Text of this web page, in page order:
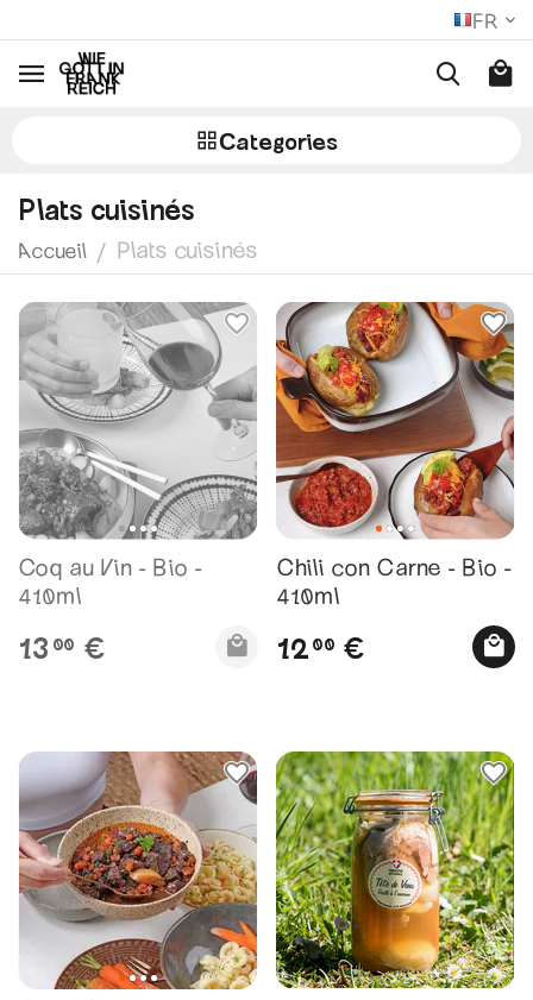
FR
Сategories
Plats cuisinés
Accueil / Plats cuisinés
Coq au Vin - Bio -
410ml
13 00 €
Chili con Carne - Bio -
410ml
12 00 €